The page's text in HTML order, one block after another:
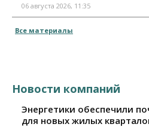
06 августа 2026, 11:35
Все материалы
Новости компаний
Энергетики обеспечили
для новых жилых